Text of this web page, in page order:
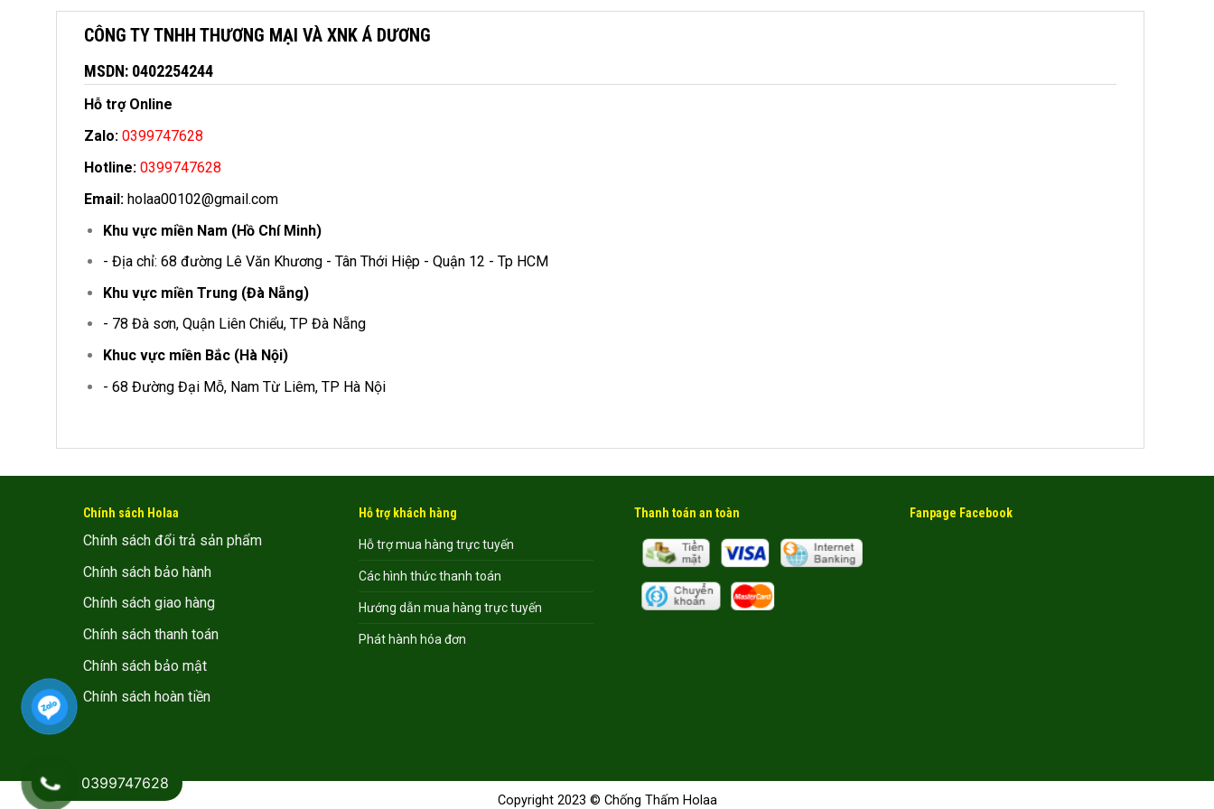
CÔNG TY TNHH THƯƠNG MẠI VÀ XNK Á DƯƠNG
MSDN: 0402254244
Hỗ trợ Online
Zalo: 0399747628
Hotline: 0399747628
Email: holaa00102@gmail.com
Khu vực miền Nam (Hồ Chí Minh)
- Địa chỉ: 68 đường Lê Văn Khương - Tân Thới Hiệp - Quận 12 - Tp HCM
Khu vực miền Trung (Đà Nẵng)
- 78 Đà sơn, Quận Liên Chiểu, TP Đà Nẵng
Khuc vực miền Bắc (Hà Nội)
- 68 Đường Đại Mỗ, Nam Từ Liêm, TP Hà Nội
Chính sách Holaa
Chính sách đổi trả sản phẩm
Chính sách bảo hành
Chính sách giao hàng
Chính sách thanh toán
Chính sách bảo mật
Chính sách hoàn tiền
Hỗ trợ khách hàng
Hỗ trợ mua hàng trực tuyến
Các hình thức thanh toán
Hướng dẫn mua hàng trực tuyến
Phát hành hóa đơn
Thanh toán an toàn Fanpage Facebook
Copyright 2023 © Chống Thấm Holaa
0399747628